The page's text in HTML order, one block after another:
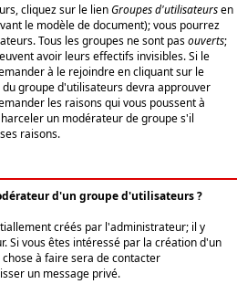
cliquez sur le lienGroupes d'utilisateursen
le modèle de document); vous pourrez
Tous les groupes ne sont pasouverts;
avoir leurs effectifs invisibles. Si le
à le rejoindre en cliquant sur le
groupe d'utilisateurs devra approuver
les raisons qui vous poussent à
un modérateur de groupe s'il
raisons.
d'un groupe d'utilisateurs ?
créés par l'administrateur; il y
Si vous êtes intéressé par la création d'un
à faire sera de contacter
un message privé.